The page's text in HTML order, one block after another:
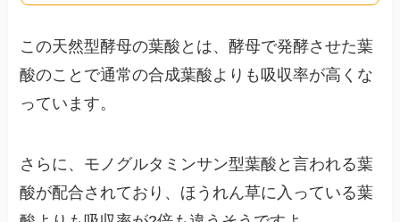
この天然型酵母の葉酸とは、酵母で発酵させた葉
酸のことで通常の合成葉酸よりも吸収率が高くな
っています。
さらに、モノグルタミンサン型葉酸と言われる葉
酸が配合されており、ほうれん草に入っている葉